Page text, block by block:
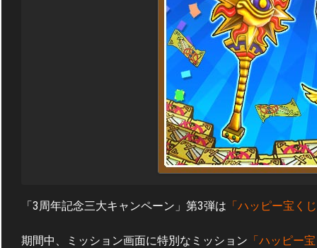
「3周年記念三大キャンペーン」第3弾は 「ハッピー宝く
期間中、ミッション画面に特別なミッション 「ハッピー